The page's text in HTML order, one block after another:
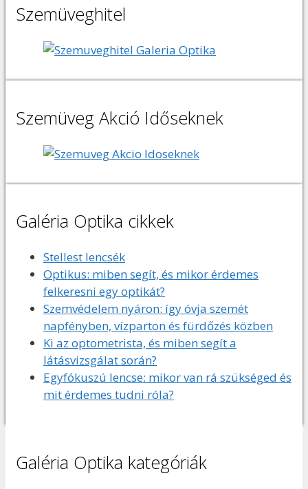
Szemüveghitel
Szemüveg Akció Időseknek
Galéria Optika cikkek
Stellest lencsék
Optikus: miben segít, és mikor érdemes
felkeresni egy optikát?
Szemvédelem nyáron: így óvja szemét
napfényben, vízparton és fürdőzés közben
Ki az optometrista, és miben segít a
látásvizsgálat során?
Egyfókuszú lencse: mikor van rá szükséged és
mit érdemes tudni róla?
Galéria Optika kategóriák